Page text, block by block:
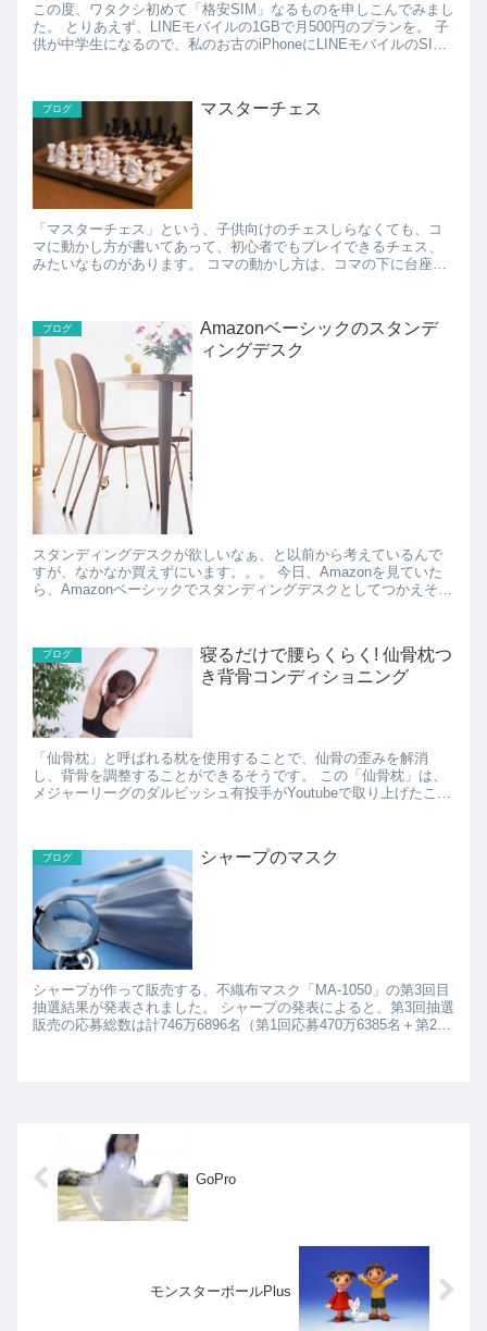
この度、ワタクシ初めて「格安SIM」なるものを申しこんでみまし
た。 とりあえず、LINEモバイルの1GBで月500円のプランを。 子
供が中学生になるので、私のお古のiPhoneにLINEモバイルのSIM
ブログ マスターチェス
「マスターチェス」という、子供向けのチェスしらなくても、コ
マに動かし方が書いてあって、初心者でもプレイできるチェス、
みたいなものがあります。 コマの動かし方は、コマの下に台座み
ブログ
Amazonベーシックのスタンデ
ィングデスク
スタンディングデスクが欲しいなぁ、と以前から考えているんで
すが、なかなか買えずにいます。。。 今日、Amazonを見ていた
ら、Amazonベーシックでスタンディングデスクとしてつかえそう
ブログ
寝るだけで腰らくらく! 仙骨枕つ
き背骨コンディショニング
「仙骨枕」と呼ばれる枕を使用することで、仙骨の歪みを解消
し、背骨を調整することができるそうです。 この「仙骨枕」は、
メジャーリーグのダルビッシュ有投手がYoutubeで取り上げたこと
ブログ シャープのマスク
シャープが作って販売する、不織布マスク「MA-1050」の第3回目
抽選結果が発表されました。 シャープの発表によると、第3回抽選
販売の応募総数は計746万6896名（第1回応募470万6385名＋第2回
GoPro
モンスターボールPlus